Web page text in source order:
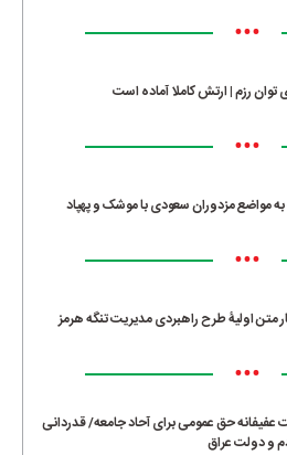
•••
توان رزم | ارتش کاملا آماده است
•••
مواضع مزدوران سعودی با موشک و پهپاد
•••
متن اولیۀ طرح راهبردی مدیریت تنگه هرمز
•••
عفیفانه حق عمومی برای آحاد جامعه/ قدردانی
و دولت عراق